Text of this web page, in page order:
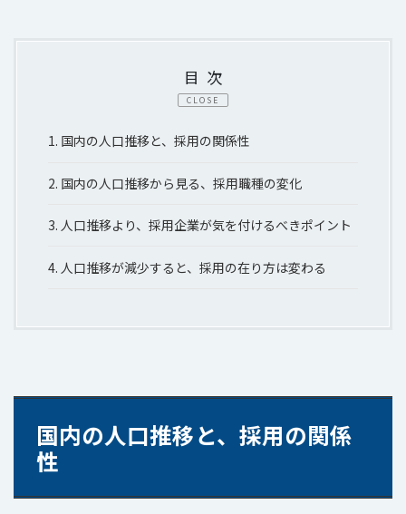
目次
CLOSE
1. 国内の人口推移と、採用の関係性
2. 国内の人口推移から見る、採用職種の変化
3. 人口推移より、採用企業が気を付けるべきポイント
4. 人口推移が減少すると、採用の在り方は変わる
国内の人口推移と、採用の関係
性